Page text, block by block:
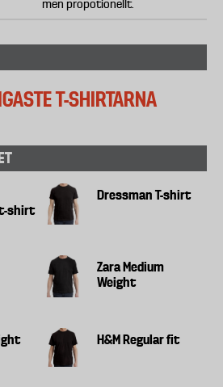
men propotionellt.
T-SHIRTARNA
shirt
Dressman T-shirt
Zara Medium
Weight
H&M Regular fit